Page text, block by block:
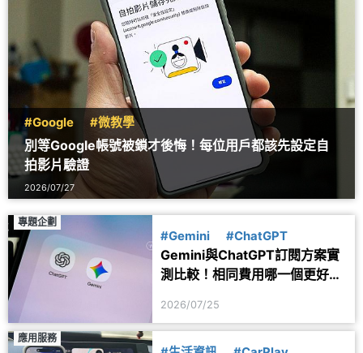
#Google #微教學
別等Google帳號被鎖才後悔！每位用戶都該先設定自
拍影片驗證
2026/07/27
專題企劃
#Gemini #ChatGPT
Gemini與ChatGPT訂閱方案實
測比較！相同費用哪一個更好
2026/07/25
應用服務